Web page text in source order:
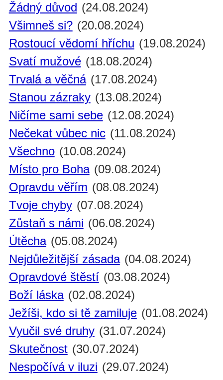
Žádný důvod (24.08.2024)
Všimneš si? (20.08.2024)
Rostoucí vědomí hříchu (19.08.2024)
Svatí mužové (18.08.2024)
Trvalá a věčná (17.08.2024)
Stanou zázraky (13.08.2024)
Ničíme sami sebe (12.08.2024)
Nečekat vůbec nic (11.08.2024)
Všechno (10.08.2024)
Místo pro Boha (09.08.2024)
Opravdu věřím (08.08.2024)
Tvoje chyby (07.08.2024)
Zůstaň s námi (06.08.2024)
Útěcha (05.08.2024)
Nejdůležitější zásada (04.08.2024)
Opravdové štěstí (03.08.2024)
Boží láska (02.08.2024)
Ježíši, kdo si tě zamiluje (01.08.2024)
Vyučil své druhy (31.07.2024)
Skutečnost (30.07.2024)
Nespočívá v iluzi (29.07.2024)